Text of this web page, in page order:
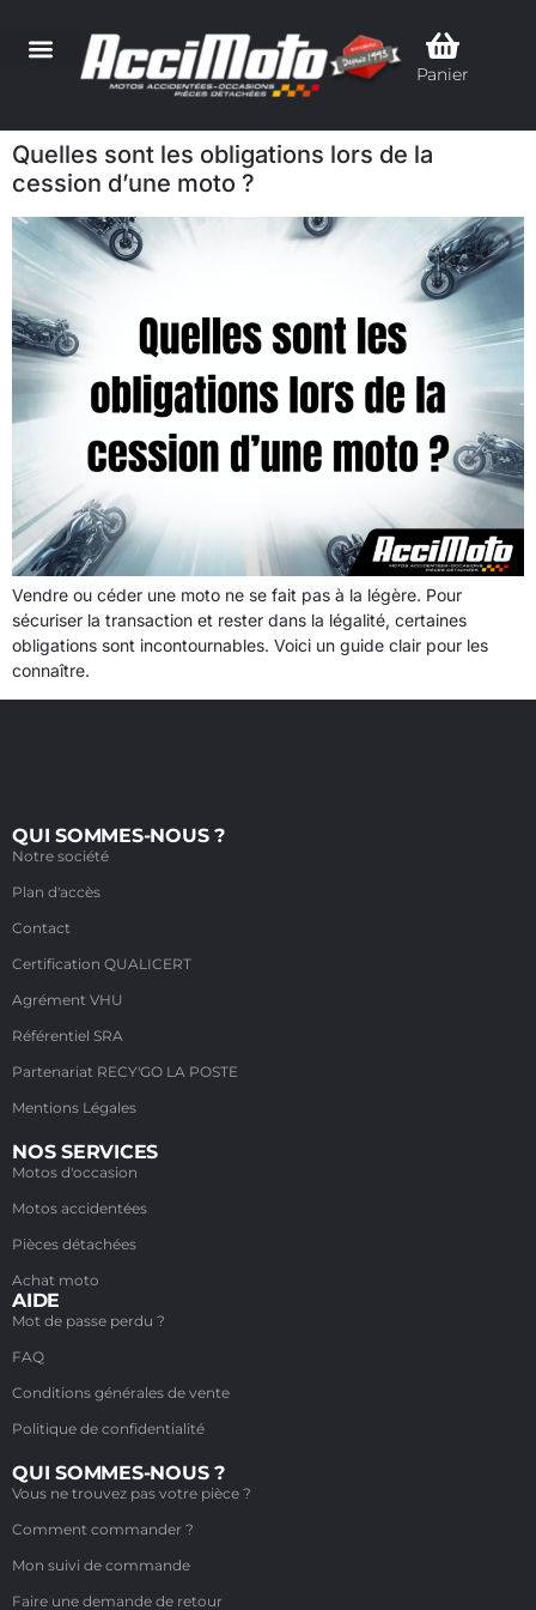
Panier
Quelles sont les obligations lors de la
cession d’une moto ?
Vendre ou céder une moto ne se fait pas à la légère. Pour
sécuriser la transaction et rester dans la légalité, certaines
obligations sont incontournables. Voici un guide clair pour les
connaître.
QUI SOMMES-NOUS ?
Notre société
Plan d'accès
Contact
Certification QUALICERT
Agrément VHU
Référentiel SRA
Partenariat RECY'GO LA POSTE
Mentions Légales
NOS SERVICES
Motos d'occasion
Motos accidentées
Pièces détachées
Achat moto
AIDE
Mot de passe perdu ?
FAQ
Conditions générales de vente
Politique de confidentialité
QUI SOMMES-NOUS ?
Vous ne trouvez pas votre pièce ?
Comment commander ?
Mon suivi de commande
Faire une demande de retour